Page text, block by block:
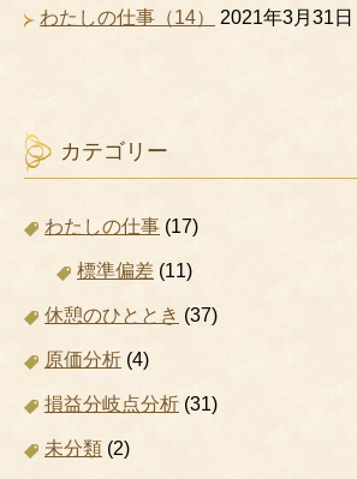
わたしの仕事（14） 2021年3月31日
カテゴリー
わたしの仕事 (17)
標準偏差 (11)
休憩のひととき (37)
原価分析 (4)
損益分岐点分析 (31)
未分類 (2)